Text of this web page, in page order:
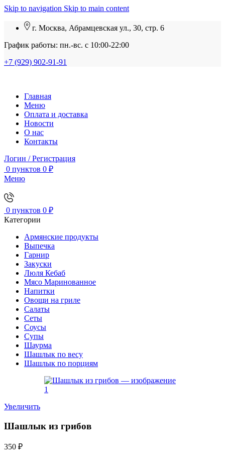
Skip to navigation Skip to main content
г. Москва, Абрамцевская ул., 30, стр. 6
График работы: пн.-вс. с 10:00-22:00
+7 (929) 902-91-91
Главная
Меню
Оплата и доставка
Новости
О нас
Контакты
Логин / Регистрация
0 пунктов 0 ₽
Меню
0 пунктов 0 ₽
Категории
Армянские продукты
Выпечка
Гарнир
Закуски
Люля Кебаб
Мясо Маринованное
Напитки
Овощи на гриле
Салаты
Сеты
Соусы
Супы
Шаурма
Шашлык по весу
Шашлык по порциям
Увеличить
Шашлык из грибов
350 ₽